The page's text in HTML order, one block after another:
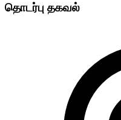
தொடர்பு தகவல்